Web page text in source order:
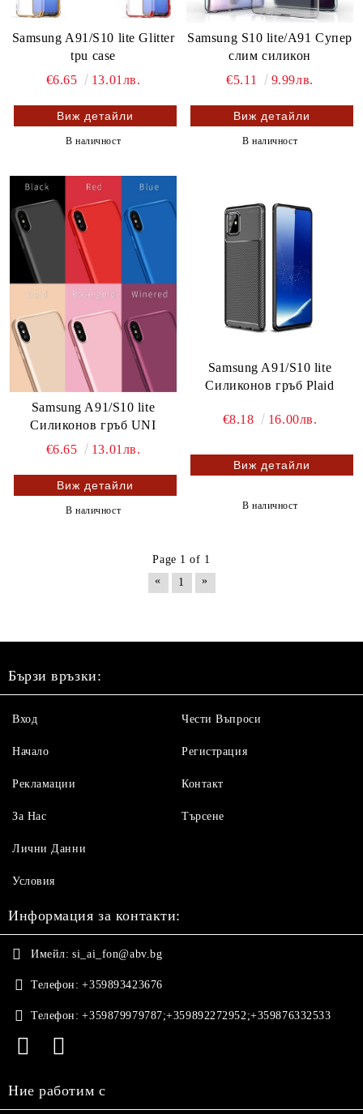
Samsung A91/S10 lite Glitter
tpu case
€6.65
13.01лв.
Виж детайли
В наличност
Samsung S10 lite/A91 Супер
слим силикон
€5.11
9.99лв.
Виж детайли
В наличност
Samsung A91/S10 lite
Силиконов гръб UNI
€6.65
13.01лв.
Виж детайли
В наличност
Samsung A91/S10 lite
Силиконов гръб Plaid
€8.18 16.00лв.
Виж детайли
В наличност
Page 1 of 1
«
1 »
Бързи връзки:
Вход
Начало
Рекламации
За Нас
Чести Въпроси
Регистрация
Контакт
Търсене
Лични Данни
Условия
Информация за контакти:
Имейл: si_ai_fon@abv.bg
Телефон: +359893423676
Телефон: +359879979787;+359892272952;+359876332533
Ние работим с